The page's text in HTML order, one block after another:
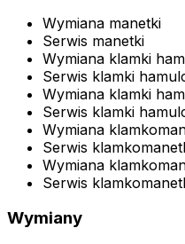
Wymiana manetki
Serwis manetki
Wymiana klamki
Serwis klamki
Wymiana klamki
Serwis klamki
Wymiana
Serwis
Wymiana
Serwis
Wymiany